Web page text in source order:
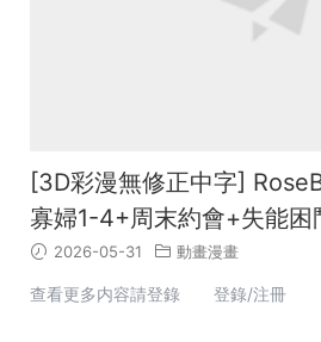
[3D彩漫無修正中字]
寡婦1-4+周末約會+失能困
2026-05-31 動畫漫畫
查看更多内容請登錄 登錄/注冊